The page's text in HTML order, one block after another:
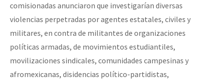
comisionadas anunciaron que investigarían diversas
violencias perpetradas por agentes estatales, civiles y
militares, en contra de militantes de organizaciones
políticas armadas, de movimientos estudiantiles,
movilizaciones sindicales, comunidades campesinas y
afromexicanas, disidencias político-partidistas,